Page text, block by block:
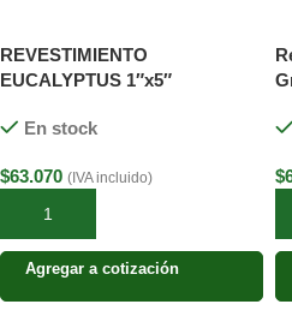
REVESTIMIENTO
EUCALYPTUS 1″x5″
RECTA
En stock
$63.070 (IVA incluido)
Añadir al carrito
Agregar a cotización
$